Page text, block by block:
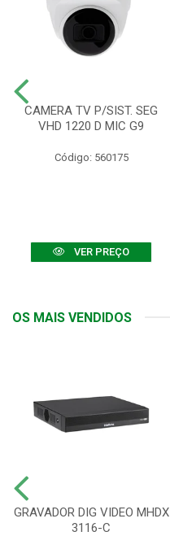
CAMERA TV P/SIST. SEG
VHD 1220 D MIC G9
Código: 560175
VER PREÇO
OS MAIS VENDIDOS
GRAVADOR DIG VIDEO MHDX
3116-C